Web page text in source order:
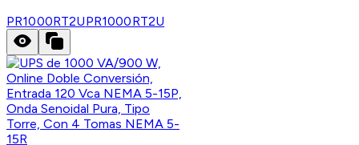
PR1000RT2UPR1000RT2U